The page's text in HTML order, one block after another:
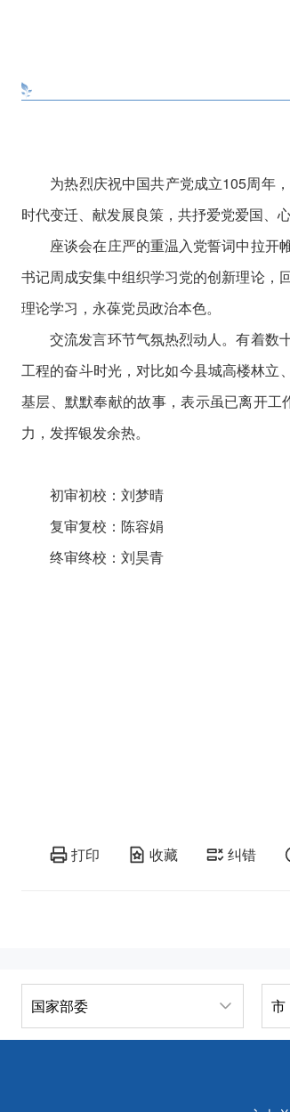
为热烈庆祝中国共产党成立105周年，
时代变迁、献发展良策，共抒爱党爱国、
座谈会在庄严的重温入党誓词中拉开帷
书记周成安集中组织学习党的创新理论，
理论学习，永葆党员政治本色。
交流发言环节气氛热烈动人。有着数十
工程的奋斗时光，对比如今县城高楼林立
基层、默默奉献的故事，表示虽已离开
力，发挥银发余热。
初审初校：刘梦晴
复审复校：陈容娟
终审终校：刘昊青
打印 收藏 纠错
国家部委 市